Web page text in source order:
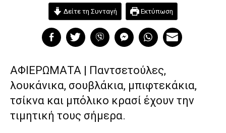
Δείτε τη Συνταγή Εκτύπωση
ΑΦΙΕΡΩΜΑΤΑ | Παντσετούλες,
λουκάνικα, σουβλάκια, μπιφτεκάκια,
τσίκνα και μπόλικο κρασί έχουν την
τιμητική τους σήμερα.